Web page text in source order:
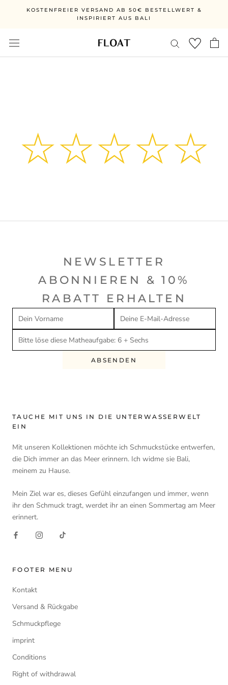
KOSTENFREIER VERSAND AB 50€ BESTELLWERT &
INSPIRIERT AUS BALI
NEWSLETTER
ABONNIEREN & 10%
RABATT ERHALTEN
ABSENDEN
TAUCHE MIT UNS IN DIE UNTERWASSERWELT
EIN
Mit unseren Kollektionen möchte ich Schmuckstücke entwerfen,
die Dich immer an das Meer erinnern. Ich widme sie Bali,
meinem zu Hause.
Mein Ziel war es, dieses Gefühl einzufangen und immer, wenn
ihr den Schmuck tragt, werdet ihr an einen Sommertag am Meer
erinnert.
FOOTER MENU
Kontakt
Versand & Rückgabe
Schmuckpflege
imprint
Conditions
Right of withdrawal